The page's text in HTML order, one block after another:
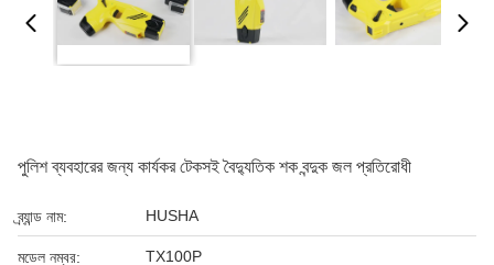
পুলিশ ব্যবহারের জন্য কার্যকর টেকসই বৈদ্যুতিক শক বন্দুক জল প্রতিরোধী
ব্র্যান্ড নাম: HUSHA
মডেল নম্বর: TX100P